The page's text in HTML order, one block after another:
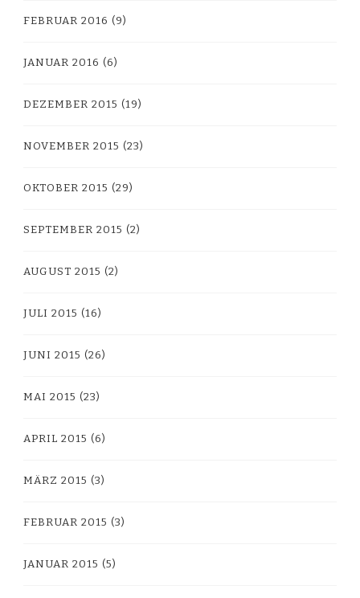
FEBRUAR 2016 (9)
JANUAR 2016 (6)
DEZEMBER 2015 (19)
NOVEMBER 2015 (23)
OKTOBER 2015 (29)
SEPTEMBER 2015 (2)
AUGUST 2015 (2)
JULI 2015 (16)
JUNI 2015 (26)
MAI 2015 (23)
APRIL 2015 (6)
MÄRZ 2015 (3)
FEBRUAR 2015 (3)
JANUAR 2015 (5)